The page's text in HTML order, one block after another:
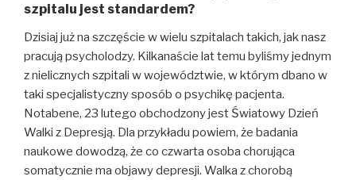
szpitalu jest standardem?
Dzisiaj już na szczęście w wielu szpitalach takich, jak nasz
pracują psycholodzy. Kilkanaście lat temu byliśmy jednym
z nielicznych szpitali w województwie, w którym dbano w
taki specjalistyczny sposób o psychikę pacjenta.
Notabene, 23 lutego obchodzony jest Światowy Dzień
Walki z Depresją. Dla przykładu powiem, że badania
naukowe dowodzą, że co czwarta osoba chorująca
somatycznie ma objawy depresji. Walka z chorobą